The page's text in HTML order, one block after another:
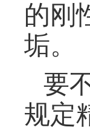
的刚
垢。
要
规定